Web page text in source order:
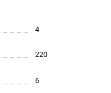
4
220
6